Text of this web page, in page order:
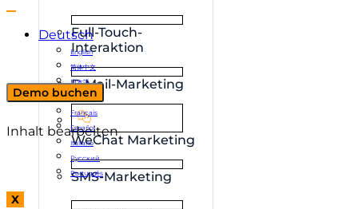
Full-Touch-
Interaktion
E-Mail-Marketing
WeChat Marketing
SMS-Marketing
Deutsch
English
简体中文
日本語
한국어
Français
Español
Italiano
Русский
Português
X
Demo buchen
Inhalt bearbeiten